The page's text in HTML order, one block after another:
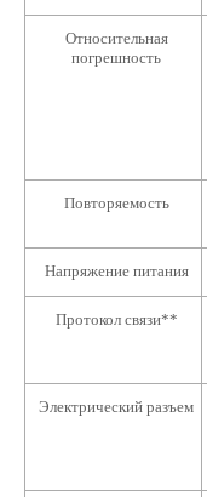
Относительная
погрешность
Повторяемость
Напряжение питания
Протокол связи**
Электрический разъем